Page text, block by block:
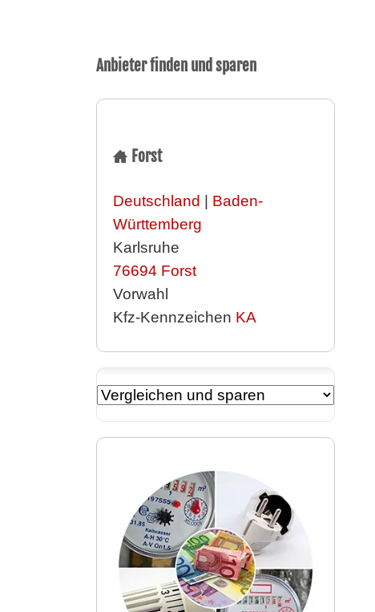
Anbieter finden und sparen
Forst
Deutschland | Baden-
Württemberg
Karlsruhe
76694 Forst
Vorwahl
Kfz-Kennzeichen KA